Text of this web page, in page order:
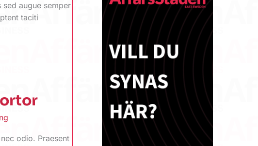
sed augue semper
taciti
odio. Praesent